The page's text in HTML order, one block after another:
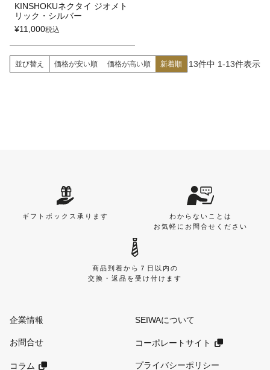
KINSHOKUネクタイ ジオメト
リック・シルバー
¥11,000税込
並び替え 価格が安い順 価格が高い順 新着順 13件中 1-13件表示
ギフトボックス承ります
わからないことは
お気軽にお問合せください
商品到着から７日以内の
交換・返品を受け付けます
企業情報 SEIWAについて
お問合せ コーポレートサイト
コラム プライバシーポリシー